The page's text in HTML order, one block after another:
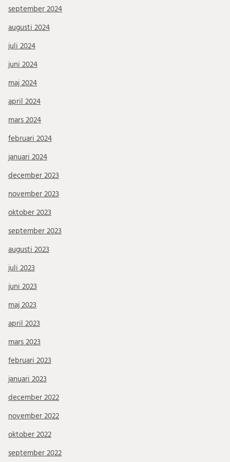
september 2024
augusti 2024
juli 2024
juni 2024
maj 2024
april 2024
mars 2024
februari 2024
januari 2024
december 2023
november 2023
oktober 2023
september 2023
augusti 2023
juli 2023
juni 2023
maj 2023
april 2023
mars 2023
februari 2023
januari 2023
december 2022
november 2022
oktober 2022
september 2022